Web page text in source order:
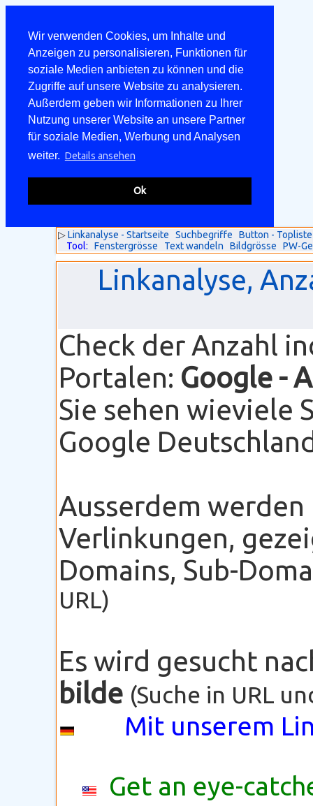
Wir verwenden Cookies, um Inhalte und
Anzeigen zu personalisieren, Funktionen für
soziale Medien anbieten zu können und die
Zugriffe auf unsere Website zu analysieren.
Außerdem geben wir Informationen zu Ihrer
Nutzung unserer Website an unsere Partner
für soziale Medien, Werbung und Analysen
weiter. Details ansehen
Ok
▷Linkanalyse - Startseite Suchbegriffe
Button - Topliste
Tool:
Fenstergrösse Text wandeln Bildgrösse PW-
Linkanalyse,
Check der Anzahl
Portalen: Google -
Sie sehen wieviele
Google
Ausserdem
Verlinkungen,
Domains, Sub-
URL)
Es wird gesucht
bilde (Suche in URL
Mit unserem
Get an eye-